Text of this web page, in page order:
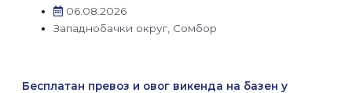
06.08.2026
Западнобачки округ Сомбор
Бесплатан превоз и овог викенда на базен у